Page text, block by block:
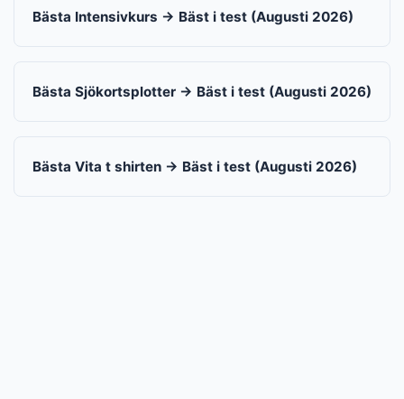
Bästa Intensivkurs → Bäst i test (Augusti 2026)
Bästa Sjökortsplotter → Bäst i test (Augusti 2026)
Bästa Vita t shirten → Bäst i test (Augusti 2026)